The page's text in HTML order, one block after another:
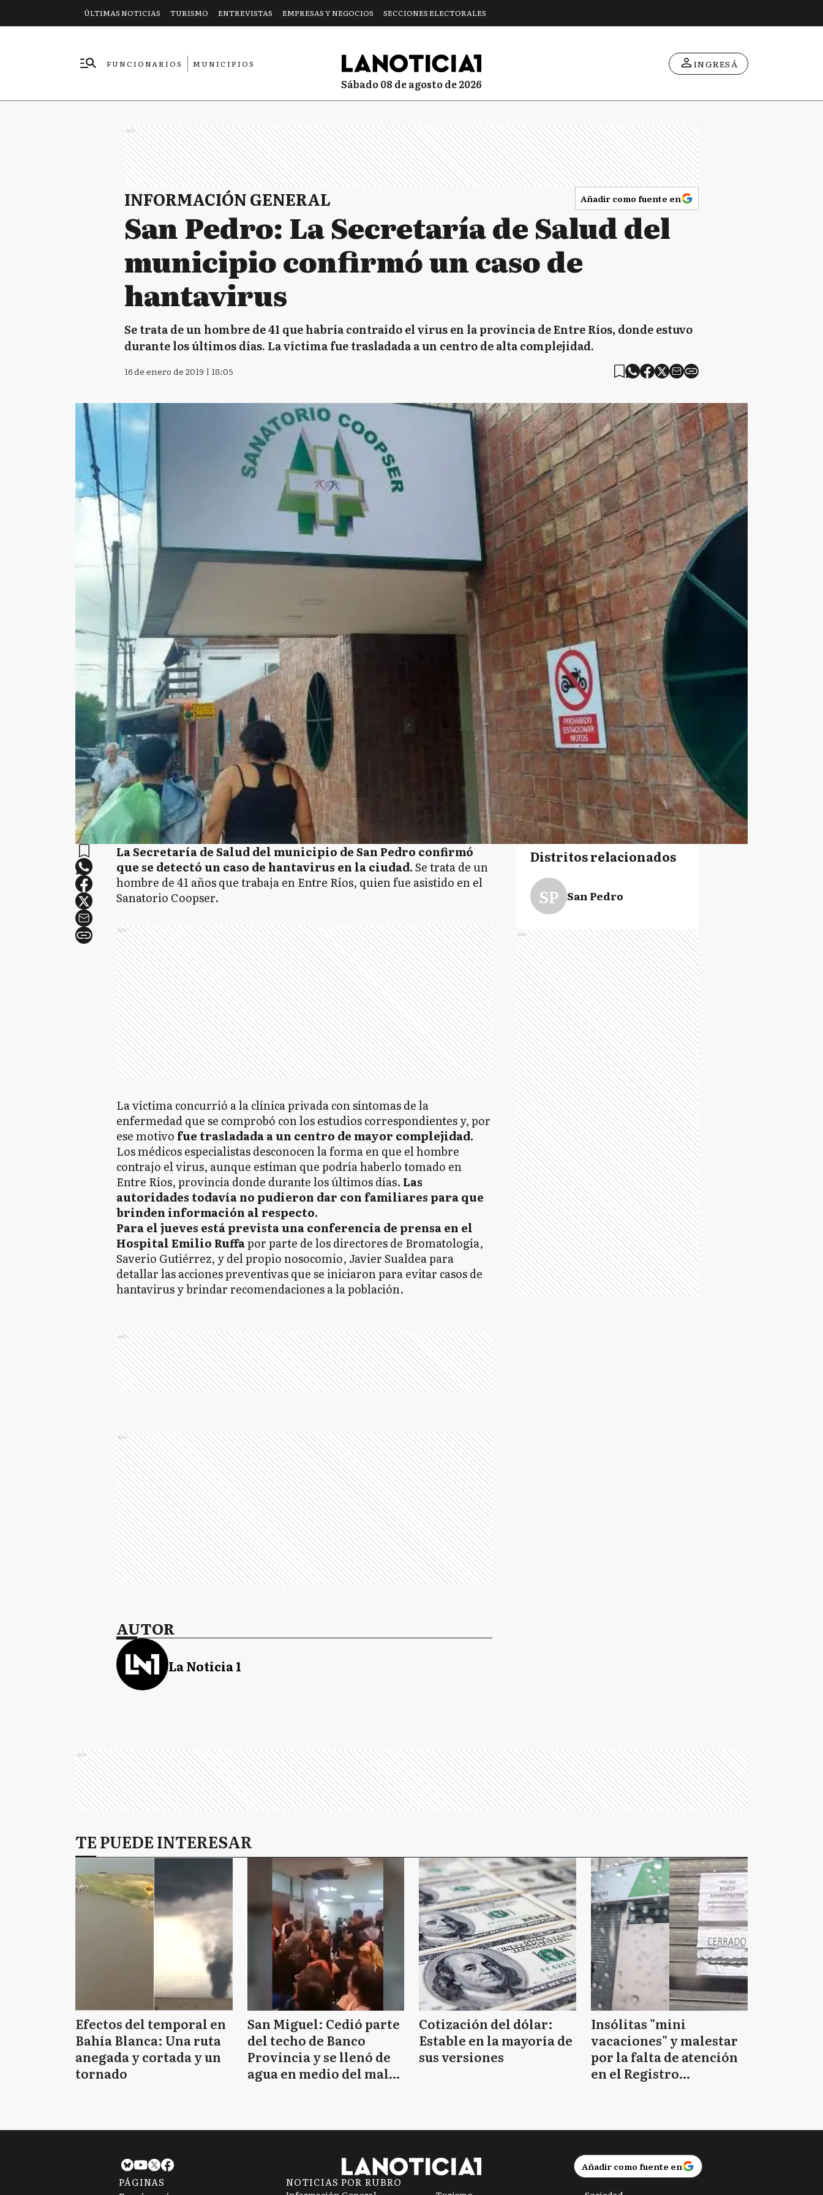
ÚLTIMAS NOTICIAS TURISMO ENTREVISTAS EMPRESAS Y NEGOCIOS SECCIONES ELECTORALES
FUNCIONARIOS
MUNICIPIOS
sábado 08 de agosto de 2026
INGRESÁ
Ads
INFORMACIÓN GENERAL Añadir como fuente en
San Pedro: La Secretaría de Salud del
municipio confirmó un caso de
hantavirus
Se trata de un hombre de 41 que habría contraído el virus en la provincia de Entre Ríos, donde estuvo
durante los últimos días. La víctima fue trasladada a un centro de alta complejidad.
16 de enero de 2019 | 18:05
La Secretaría de Salud del municipio de San Pedro confirmó
que se detectó un caso de hantavirus en la ciudad.Se trata de un
hombre de 41 años que trabaja en Entre Ríos, quien fue asistido en el
Sanatorio Coopser.
Ads
La víctima concurrió a la clínica privada con síntomas de la
enfermedad que se comprobó con los estudios correspondientes y, por
ese motivo fue trasladada a un centro de mayor complejidad.
Los médicos especialistas desconocen la forma en que el hombre
contrajo el virus, aunque estiman que podría haberlo tomado en
Entre Ríos, provincia donde durante los últimos días. Las
autoridades todavía no pudieron dar con familiares para que
brinden información al respecto.
Para el jueves está prevista una conferencia de prensa en el
Hospital Emilio Ruffapor parte de los directores de Bromatología,
Saverio Gutiérrez, y del propio nosocomio, Javier Sualdea para
detallar las acciones preventivas que se iniciaron para evitar casos de
hantavirus y brindar recomendaciones a la población.
Ads
Ads
AUTOR
La Noticia 1
Distritos relacionados
SP San Pedro
Ads
Ads
TE PUEDE INTERESAR
Efectos del temporal en
Bahía Blanca: Una ruta
anegada y cortada y un
tornado
San Miguel: Cedió parte
del techo de Banco
Provincia y se llenó de
agua en medio del mal
Cotización del dólar:
Estable en la mayoría de
sus versiones
Insólitas "mini
vacaciones" y malestar
por la falta de atención
en el Registro
Añadir como fuente en
PÁGINAS
NOTICIAS POR RUBRO